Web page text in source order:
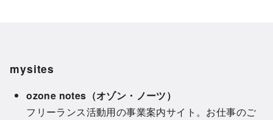
mysites
ozone notes（オゾン・ノーツ）
フリーランス活動用の事業案内サイト。お仕事のご